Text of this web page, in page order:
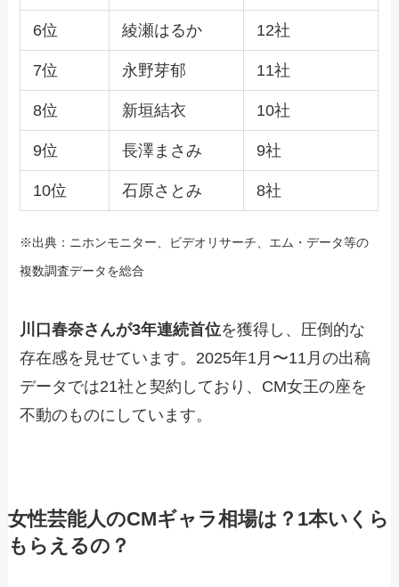
6位 綾瀬はるか 12社
7位 永野芽郁 11社
8位 新垣結衣 10社
9位 長澤まさみ 9社
10位 石原さとみ 8社
※出典：ニホンモニター、ビデオリサーチ、エム・データ等の
複数調査データを総合
川口春奈さんが3年連続首位を獲得し、圧倒的な
存在感を見せています。2025年1月〜11月の出稿
データでは21社と契約しており、CM女王の座を
不動のものにしています。
女性芸能人のCMギャラ相場は？1本いくら
もらえるの？